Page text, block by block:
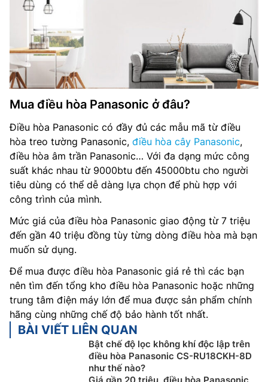
Mua điều hòa Panasonic ở đâu?
Điều hòa Panasonic có đầy đủ các mẫu mã từ điều
hòa treo tường Panasonic, điều hòa cây Panasonic,
điều hòa âm trần Panasonic… Với đa dạng mức công
suất khác nhau từ 9000btu đến 45000btu cho người
tiêu dùng có thể dễ dàng lựa chọn để phù hợp với
công trình của mình.
Mức giá của điều hòa Panasonic giao động từ 7 triệu
đến gần 40 triệu đồng tùy từng dòng điều hòa mà bạn
muốn sử dụng.
Để mua được điều hòa Panasonic giá rẻ thì các bạn
nên tìm đến tổng kho điều hòa Panasonic hoặc những
trung tâm điện máy lớn để mua được sản phẩm chính
hãng cùng những chế độ bảo hành tốt nhất.
BÀI VIẾT LIÊN QUAN
Bật chế độ lọc không khí độc lập trên
điều hòa Panasonic CS-RU18CKH-8D
như thế nào?